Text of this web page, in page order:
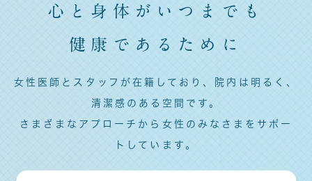
心と身体がいつまでも
健康であるために
女性医師とスタッフが在籍しており、院内は明るく、
清潔感のある空間です。
さまざまなアプローチから女性のみなさまをサポー
トしています。